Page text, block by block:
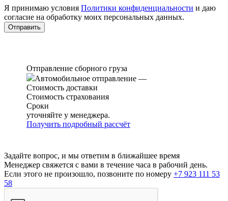
Я принимаю условия Политики конфиденциальности и даю
согласие на обработку моих персональных данных.
Отправление сборного груза
Автомобильное отправление —
Стоимость доставки
Стоимость страхования
Сроки
уточняйте у менеджера.
Получить подробный рассчёт
Задайте вопрос, и мы ответим в ближайшее время
Менеджер свяжется с вами в течение часа в рабочий день.
Если этого не произошло, позвоните по номеру +7 923 111 53
58